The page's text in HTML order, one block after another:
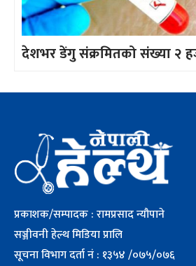
देशभर डेंगु संक्रमितको संख्या २
प्रकाशक/सम्पादक : रामप्रसाद न्यौपाने
सञ्जीवनी हेल्थ मिडिया प्रालि
सूचना विभाग दर्ता नं : १३५४ /०७५/०७६